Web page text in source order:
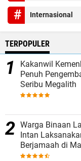
Internasional
TERPOPULER
Kakanwil
Penuh
Seribu Megalith
Warga Binaan
Intan
Berjamaah di